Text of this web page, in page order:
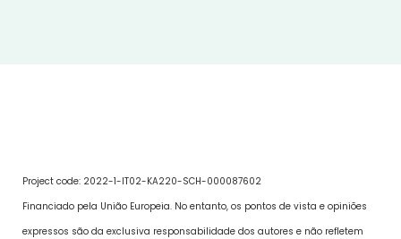
Project code: 2022-1-IT02-KA220-SCH-000087602
Financiado pela União Europeia. No entanto, os pontos de vista e opiniões
expressos são da exclusiva responsabilidade dos autores e não refletem